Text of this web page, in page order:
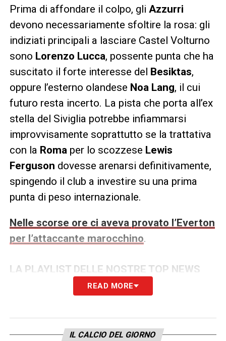
Prima di affondare il colpo, gli Azzurri
devono necessariamente sfoltire la rosa: gli
indiziati principali a lasciare Castel Volturno
sono Lorenzo Lucca, possente punta che ha
suscitato il forte interesse del Besiktas,
oppure l’esterno olandese Noa Lang, il cui
futuro resta incerto. La pista che porta all’ex
stella del Siviglia potrebbe infiammarsi
improvvisamente soprattutto se la trattativa
con la Roma per lo scozzese Lewis
Ferguson dovesse arenarsi definitivamente,
spingendo il club a investire su una prima
punta di peso internazionale.
Nelle scorse ore ci aveva provato l’Everton
per l’attaccante marocchino.
LA PLAYLIST DELLE NOSTRE TOP NEWS
READ MORE
IL CALCIO DEL GIORNO